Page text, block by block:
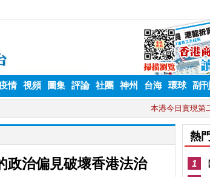
情 視頻 圖集 評論 社團 神州 台海 環球 副刊
政治偏見破壞香港法治